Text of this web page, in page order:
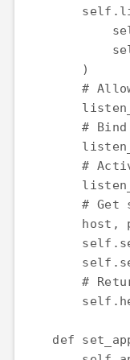
        )
#
        # Bind
#
# Get
host,
#
def